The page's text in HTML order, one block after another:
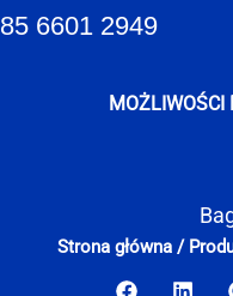
6601 2949
MOŻLIWOŚCI
Strona główna /